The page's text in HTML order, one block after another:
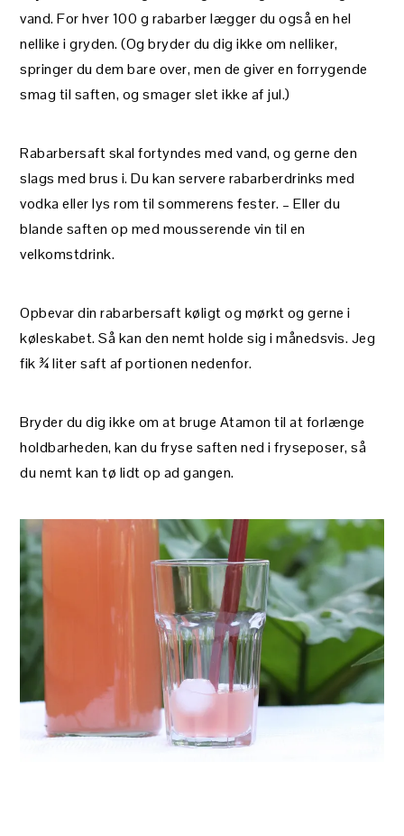
vand. For hver 100 g rabarber lægger du også en hel
nellike i gryden. (Og bryder du dig ikke om nelliker,
springer du dem bare over, men de giver en forrygende
smag til saften, og smager slet ikke af jul.)
Rabarbersaft skal fortyndes med vand, og gerne den
slags med brus i. Du kan servere rabarberdrinks med
vodka eller lys rom til sommerens fester. – Eller du
blande saften op med mousserende vin til en
velkomstdrink.
Opbevar din rabarbersaft køligt og mørkt og gerne i
køleskabet. Så kan den nemt holde sig i månedsvis. Jeg
fik ¾ liter saft af portionen nedenfor.
Bryder du dig ikke om at bruge Atamon til at forlænge
holdbarheden, kan du fryse saften ned i fryseposer, så
du nemt kan tø lidt op ad gangen.